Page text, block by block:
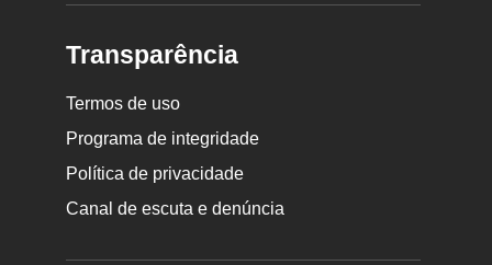
Transparência
Termos de uso
Programa de integridade
Política de privacidade
Canal de escuta e denúncia